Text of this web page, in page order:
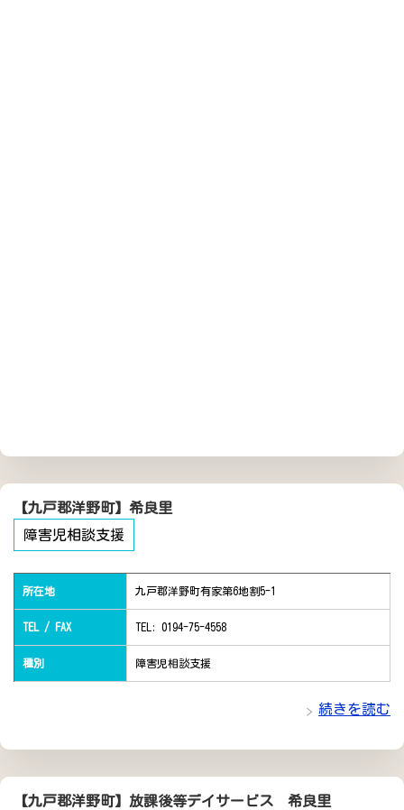
【九戸郡洋野町】希良里
障害児相談支援
所在地 九戸郡洋野町有家第6地割5-1
TEL / FAX TEL: 0194-75-4558
種別 障害児相談支援
続きを読む
【九戸郡洋野町】放課後等デイサービス 希良里